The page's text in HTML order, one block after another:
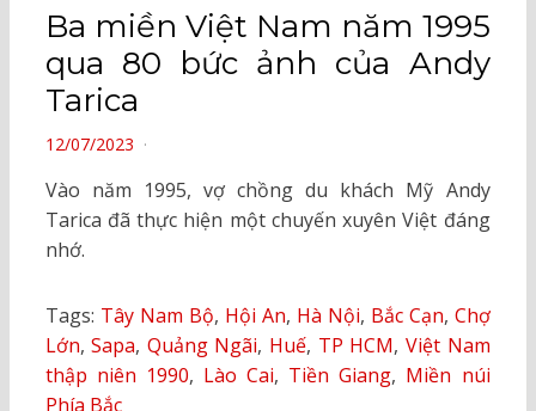
Ba miền Việt Nam năm 1995
qua 80 bức ảnh của Andy
Tarica
POSTED
12/07/2023
Vào năm 1995, vợ chồng du khách Mỹ Andy
Tarica đã thực hiện một chuyến xuyên Việt đáng
nhớ.
Tags: Tây Nam Bộ, Hội An, Hà Nội, Bắc Cạn, Chợ
Lớn,Sapa, Quảng Ngãi, Huế, TP HCM, Việt Nam
thập niên 1990, Lào Cai, Tiền Giang, Miền núi
Phía Bắc